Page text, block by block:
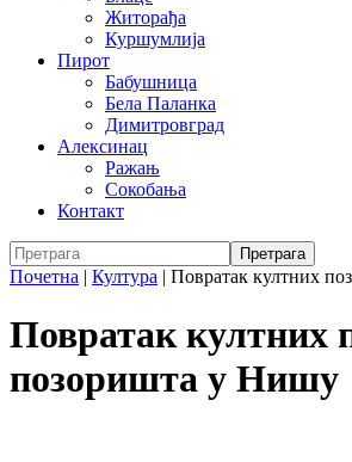
Житорађа
Куршумлија
Пирот
Бабушница
Бела Паланка
Димитровград
Алексинац
Ражањ
Сокобања
Контакт
Почетна | Култура | Повратак култних
Повратак култних
позоришта у Нишу